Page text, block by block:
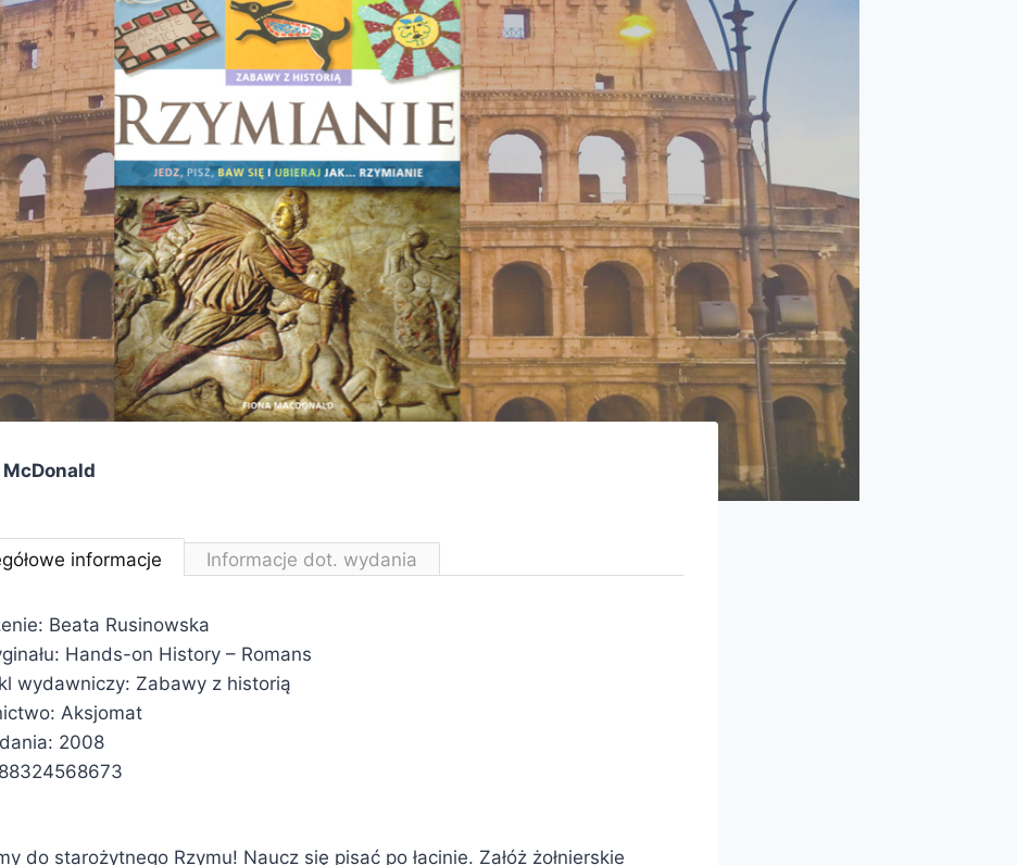
McDonald
informacje Informacje dot. wydania
Beata Rusinowska
Hands-on History – Romans
wydawniczy: Zabawy z historią
Aksjomat
2008
do starożytnego Rzymu! Naucz się pisać po łacinie. Załóż żołnierskie